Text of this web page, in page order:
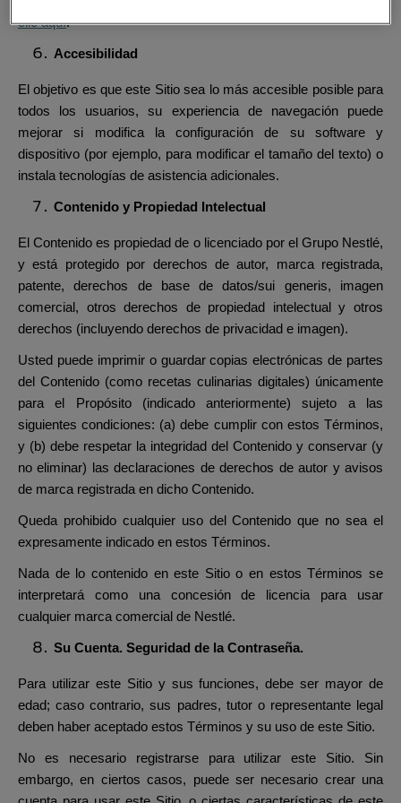
clic aquí.
Accesibilidad
El objetivo es que este Sitio sea lo más accesible posible para
todos los usuarios, su experiencia de navegación puede
mejorar si modifica la configuración de su software y
dispositivo (por ejemplo, para modificar el tamaño del texto) o
instala tecnologías de asistencia adicionales.
Contenido y Propiedad Intelectual
El Contenido es propiedad de o licenciado por el Grupo Nestlé,
y está protegido por derechos de autor, marca registrada,
patente, derechos de base de datos/sui generis, imagen
comercial, otros derechos de propiedad intelectual y otros
derechos (incluyendo derechos de privacidad e imagen).
Usted puede imprimir o guardar copias electrónicas de partes
del Contenido (como recetas culinarias digitales) únicamente
para el Propósito (indicado anteriormente) sujeto a las
siguientes condiciones: (a) debe cumplir con estos Términos,
y (b) debe respetar la integridad del Contenido y conservar (y
no eliminar) las declaraciones de derechos de autor y avisos
de marca registrada en dicho Contenido.
Queda prohibido cualquier uso del Contenido que no sea el
expresamente indicado en estos Términos.
Nada de lo contenido en este Sitio o en estos Términos se
interpretará como una concesión de licencia para usar
cualquier marca comercial de Nestlé.
Su Cuenta. Seguridad de la Contraseña.
Para utilizar este Sitio y sus funciones, debe ser mayor de
edad; caso contrario, sus padres, tutor o representante legal
deben haber aceptado estos Términos y su uso de este Sitio.
No es necesario registrarse para utilizar este Sitio. Sin
embargo, en ciertos casos, puede ser necesario crear una